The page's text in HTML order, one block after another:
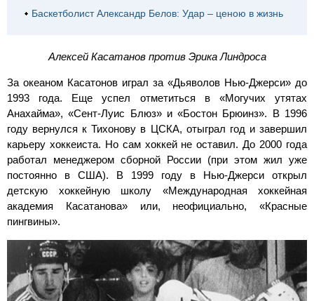
Баскетболист Александр Белов: Удар – ценою в жизнь
Алексей Касатанов против Эрика Линдроса
За океаном Касатонов играл за «Дьяволов Нью-Джерси» до
1993 года. Еще успел отметиться в «Могучих утятах
Анахайма», «Сент-Луис Блюз» и «Бостон Брюинз». В 1996
году вернулся к Тихонову в ЦСКА, отыграл год и завершил
карьеру хоккеиста. Но сам хоккей не оставил. До 2000 года
работал менеджером сборной России (при этом жил уже
постоянно в США). В 1999 году в Нью-Джерси открыл
детскую хоккейную школу «Международная хоккейная
академия Касатанова» или, неофициально, «Красные
пингвины».